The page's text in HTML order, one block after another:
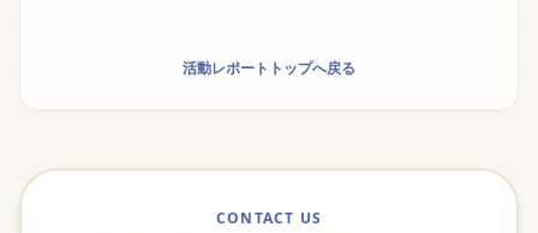
活動レポートトップへ戻る
CONTACT US